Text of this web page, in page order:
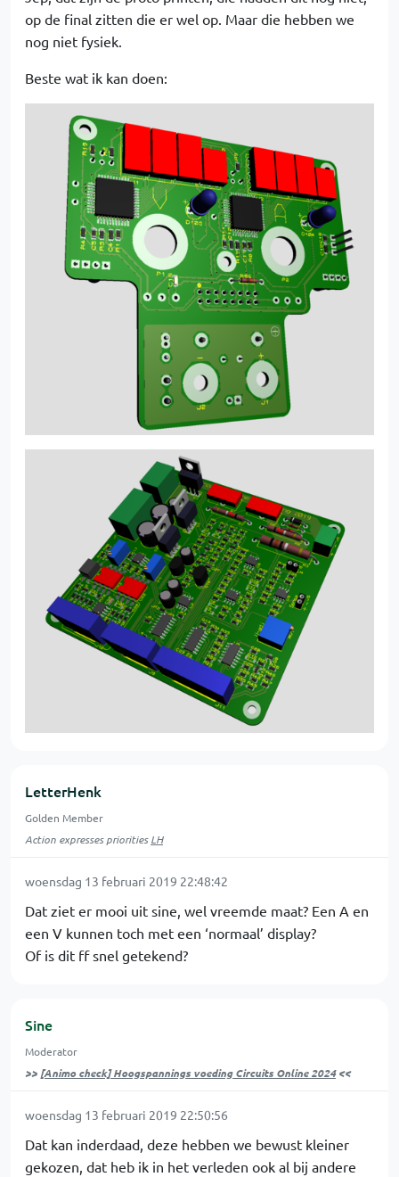
op de final zitten die er wel op. Maar die hebben we
nog niet fysiek.
Beste wat ik kan doen:
LetterHenk
Golden Member
Action expresses prioritiesLH
woensdag 13 februari 2019 22:48:42
Dat ziet er mooi uit sine, wel vreemde maat? Een A en
een V kunnen toch met een ‘normaal’ display?
Of is dit ff snel getekend?
Sine
Moderator
>> [Animo check] Hoogspannings voeding Circuits Online 2024<<
woensdag 13 februari 2019 22:50:56
Dat kan inderdaad, deze hebben we bewust kleiner
gekozen, dat heb ik in het verleden ook al bij andere